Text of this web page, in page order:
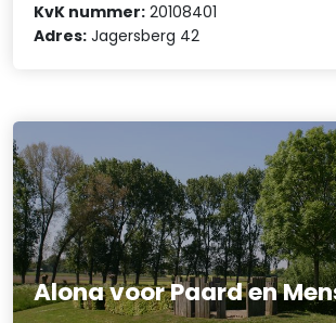
KvK nummer: 20108401
Adres: Jagersberg 42
Alona voor Paard en